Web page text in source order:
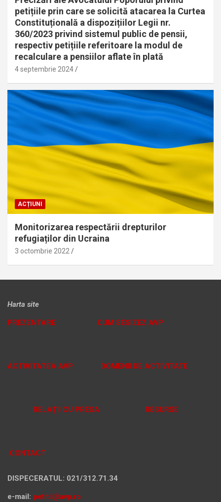
petițiile prin care se solicită atacarea la Curtea
Constituțională a dispozițiilor Legii nr.
360/2023 privind sistemul public de pensii,
respectiv petițiile referitoare la modul de
recalculare a pensiilor aflate în plată
4 septembrie 2024
ACȚIUNI
Monitorizarea respectării drepturilor
refugiaților din Ucraina
3 octombrie 2022
Harta site
PREZENTARE CUM SESIZEZ AVP
ACTIVITATEA AVP DOMENII DE ACTIVITATE
RELAȚII CU PRESA RESURSE
CONTACT
DISPECERATUL: 021/312.71.34
e-mail: petitii@avp.ro